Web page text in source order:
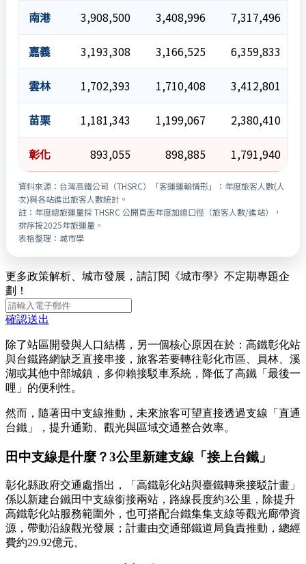
南港 3,908,500 3,408,996 7,317,496
嘉義 3,193,308 3,166,525 6,359,833
雲林 1,702,393 1,710,408 3,412,801
苗栗 1,181,343 1,199,067 2,380,410
彰化 893,055 898,885 1,791,940
資料來源：台灣高鐵公司（THSRC）「客運運輸情形」：年度旅客人數(人
次)與各站進出旅客人數統計。
註：年度總旅運量採 THSRC 公開頁面年度加總口徑（旅客人數/進站），
排序按2025年旅運量。
表格整理：城市學
更多政策解析、城市發展，請訂閱《城市學》不定期專題企
劃！
確認送出
除了站區開發與人口結構，另一個核心原因在於：高鐵彰化站
與台鐵路網缺乏直接串接，旅客若要轉往彰化市區、員林、溪
湖或其他中部城鎮，多仰賴接駁車系統，降低了高鐵「最後一
哩」的便利性。
然而，隨著田中支線推動，未來旅客可望直接透過支線「直通
台鐵」，提升通勤、觀光與區域交通整合效率。
田中支線是什麼？3公里新建支線「接上台鐵」
彰化縣政府交通處指出，「高鐵彰化站與臺鐵轉乘接駁計畫」
係以新建台鐵田中支線銜接兩站，路線長度約3公里，除提升
高鐵彰化站服務範圍外，也可搭配台鐵集集支線等觀光廊帶資
源，帶動沿線觀光發展；計畫由交通部鐵道局負責推動，總經
費約29.92億元。